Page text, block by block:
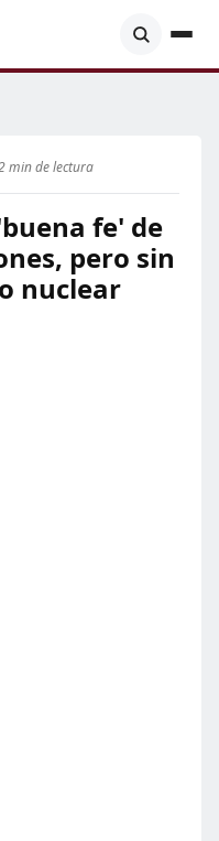
min de lectura
fe' de
pero sin
nuclear